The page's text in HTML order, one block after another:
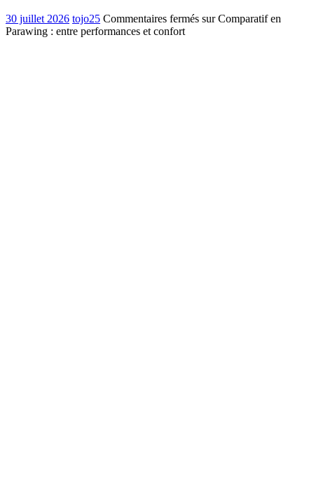
30 juillet 2026 tojo25 Commentaires fermés sur Comparatif en
Parawing : entre performances et confort